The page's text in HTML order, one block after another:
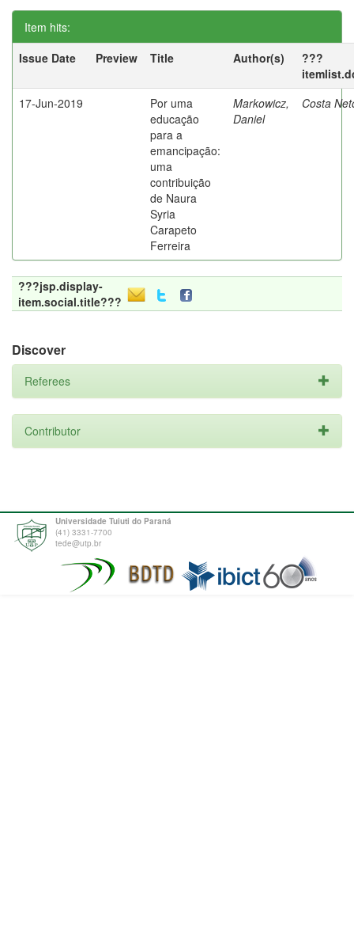
Item hits:
Issue Date
Preview Title Author(s)
???
17-Jun-2019
Por uma
educação
para a
emancipação:
uma
contribuição
de Naura
Syria
Carapeto
Ferreira
Markowicz,
Daniel
Costa
???jsp.display-
item.social.title???
Discover
Referees
Contributor
Universidade Tuiuti do Paraná
(41) 3331-7700
tede@utp.br